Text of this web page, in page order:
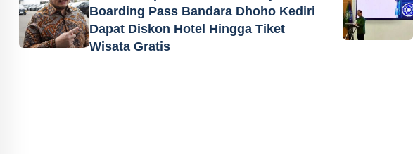
Boarding Pass Bandara Dhoho Kediri
Dapat Diskon Hotel Hingga Tiket
Wisata Gratis